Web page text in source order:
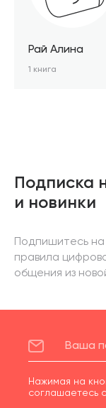
Рай Алина
1 книга
Подписка
и новинки
Подпишитесь
правила
общения из
Нажимая на
соглашаетесь с